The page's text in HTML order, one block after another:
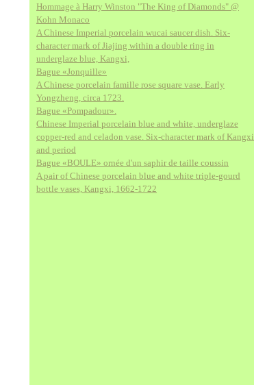
Hommage à Harry Winston "The King of Diamonds" @
Kohn Monaco
A Chinese Imperial porcelain wucai saucer dish. Six-
character mark of Jiajing within a double ring in
underglaze blue, Kangxi,
Bague «Jonquille»
A Chinese porcelain famille rose square vase. Early
Yongzheng, circa 1723.
Bague «Pompadour».
Chinese Imperial porcelain blue and white, underglaze
copper-red and celadon vase. Six-character mark of Kangxi
and period
Bague «BOULE» ornée d'un saphir de taille coussin
A pair of Chinese porcelain blue and white triple-gourd
bottle vases, Kangxi, 1662-1722